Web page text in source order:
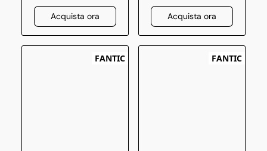
Acquista ora Acquista ora
FANTIC FANTIC